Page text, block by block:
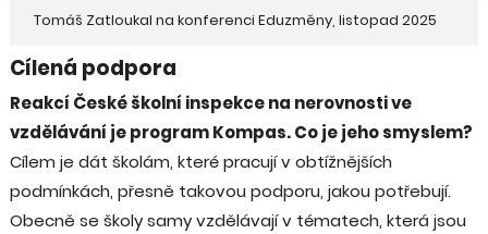
Tomáš Zatloukal na konferenci Eduzměny, listopad 2025
Cílená podpora
Reakcí České školní inspekce na nerovnosti ve
vzdělávání je program Kompas. Co je jeho smyslem?
Cílem je dát školám, které pracují v obtížnějších
podmínkách, přesně takovou podporu, jakou potřebují.
Obecně se školy samy vzdělávají v tématech, která jsou